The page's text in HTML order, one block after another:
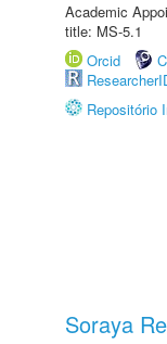
Academic
title: MS-5.1
Orcid
Repositório
Soraya